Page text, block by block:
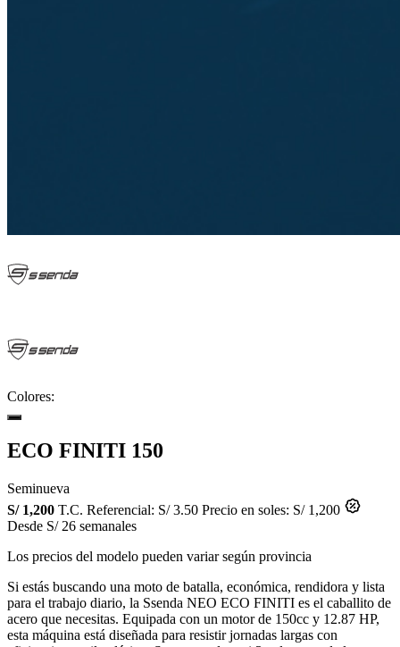
Colores:
ECO FINITI 150
Seminueva
S/ 1,200 T.C. Referencial: S/ 3.50 Precio en soles: S/ 1,200
Desde S/ 26 semanales
Los precios del modelo pueden variar según provincia
Si estás buscando una moto de batalla, económica, rendidora y lista
para el trabajo diario, la Ssenda NEO ECO FINITI es el caballito de
acero que necesitas. Equipada con un motor de 150cc y 12.87 HP,
esta máquina está diseñada para resistir jornadas largas con